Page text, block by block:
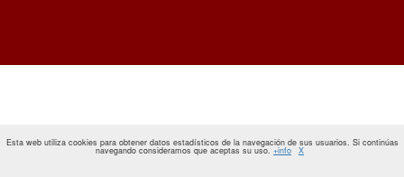
Esta web utiliza cookies para obtener datos estadísticos de la navegación de sus usuarios. Si continúas
navegando consideramos que aceptas su uso. +info X